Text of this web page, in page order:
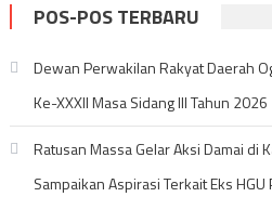
POS-POS TERBARU
Dewan Perwakilan Rakyat Daerah
Ke-XXXII Masa Sidang III Tahun 2026
Ratusan Massa Gelar Aksi Damai di
Sampaikan Aspirasi Terkait Eks HGU